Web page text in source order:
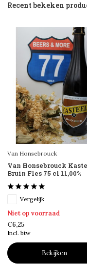
Recent bekeken
Van Honsebrouck
Van Honsebrouck
Bruin Fles 75 cl 11,00%
Vergelijk
Niet op voorraad
€6,25
Incl. btw
Bekijken